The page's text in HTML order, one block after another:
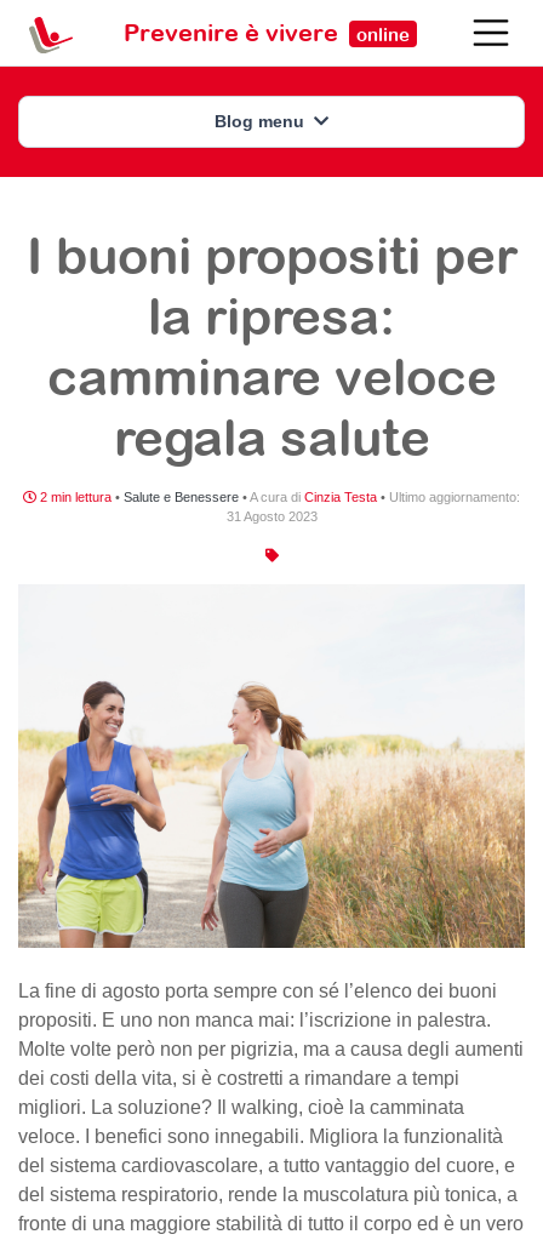
Prevenire è vivere online
Blog menu
I buoni propositi per
la ripresa:
camminare veloce
regala salute
2 min lettura • Salute e Benessere •A cura di Cinzia Testa • Ultimo aggiornamento:
31 Agosto 2023
La fine di agosto porta sempre con sé l’elenco dei buoni
propositi. E uno non manca mai: l’iscrizione in palestra.
Molte volte però non per pigrizia, ma a causa degli aumenti
dei costi della vita, si è costretti a rimandare a tempi
migliori. La soluzione? Il walking, cioè la camminata
veloce. I benefici sono innegabili. Migliora la funzionalità
del sistema cardiovascolare, a tutto vantaggio del cuore, e
del sistema respiratorio, rende la muscolatura più tonica, a
fronte di una maggiore stabilità di tutto il corpo ed è un vero